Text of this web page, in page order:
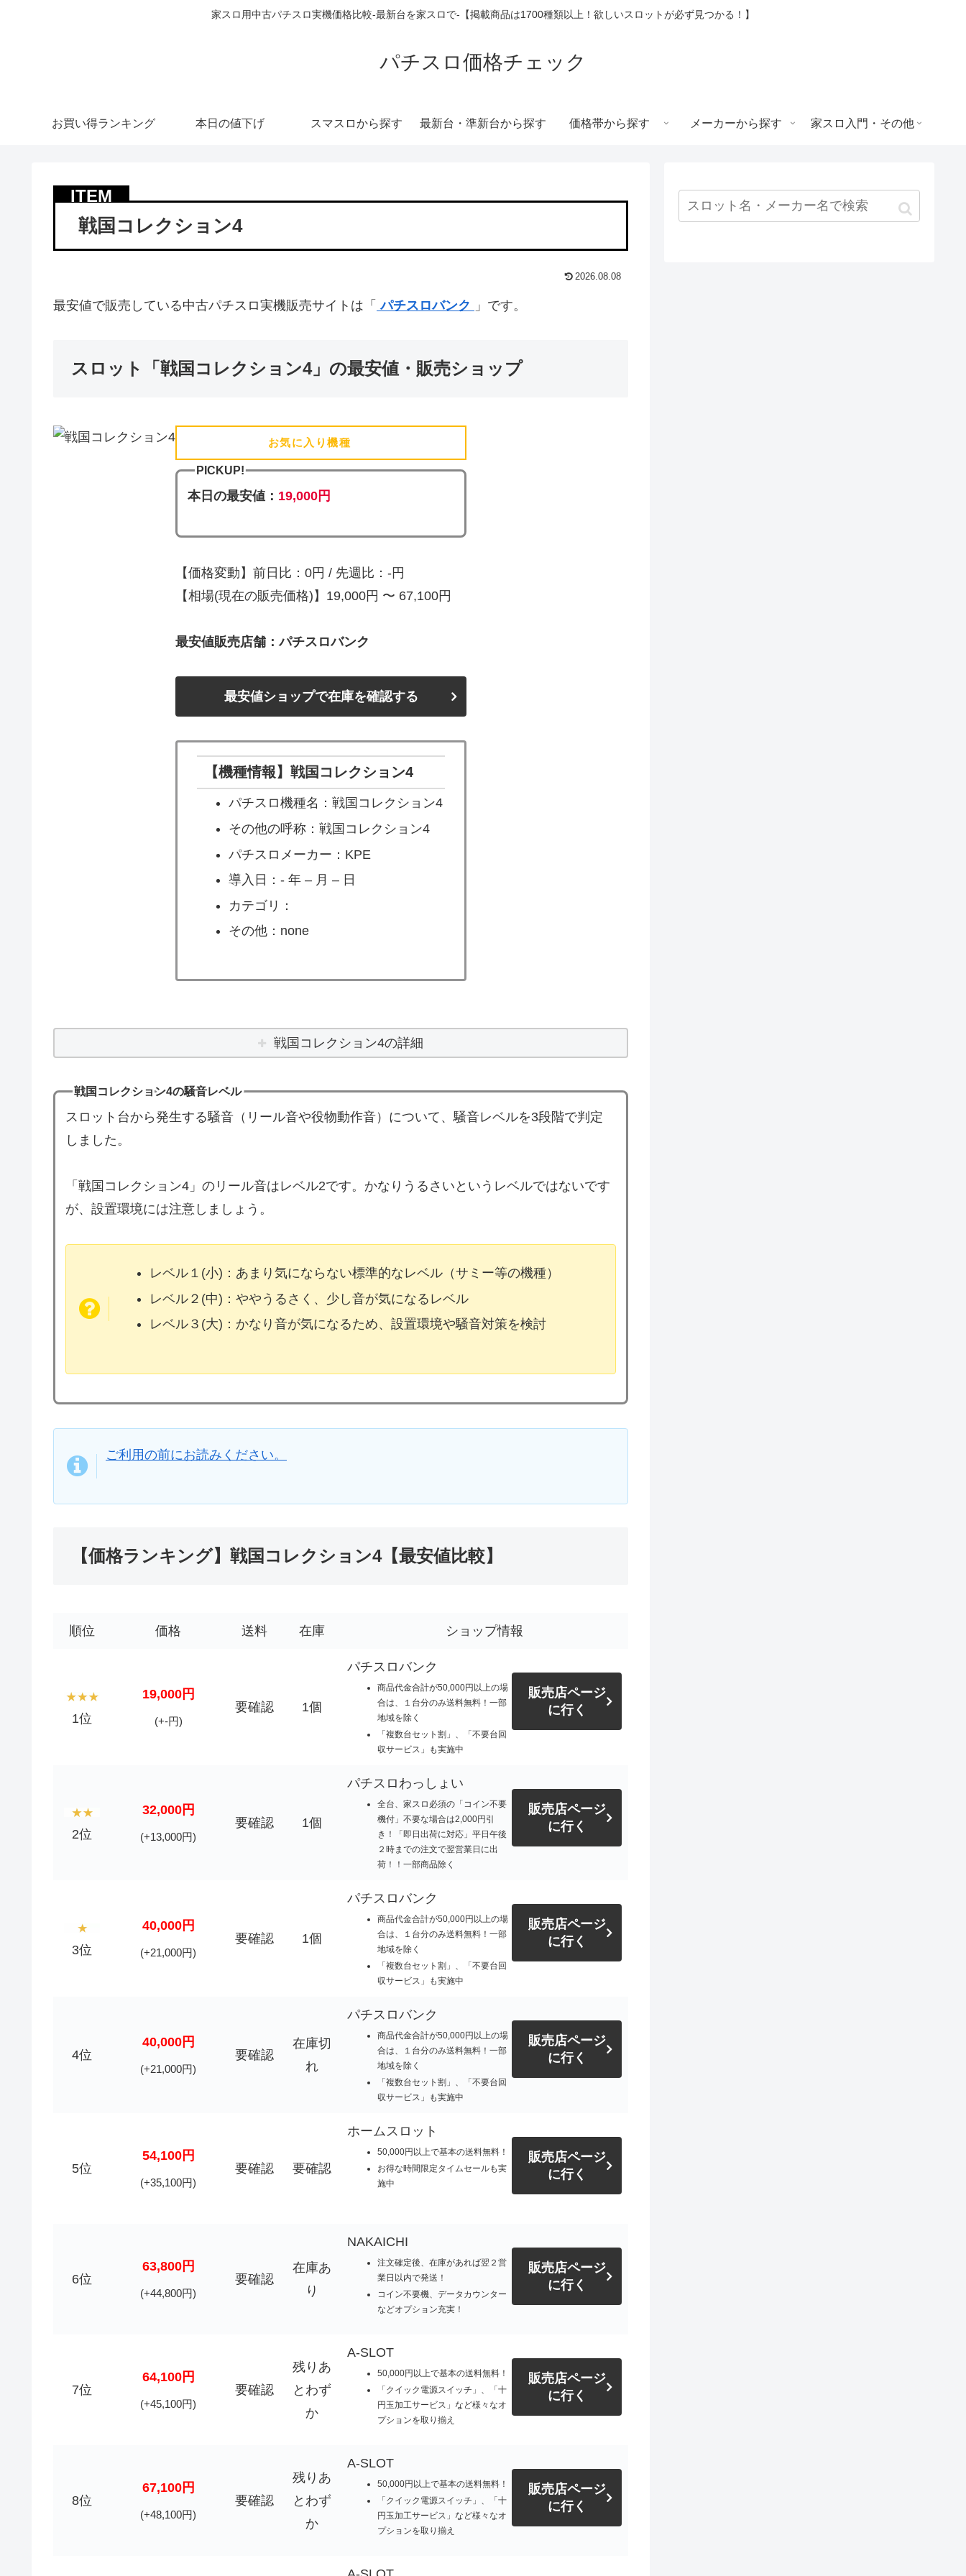
家スロ用中古パチスロ実機価格比較-最新台を家スロで-【掲載商品は1700種類以上！欲しいスロットが必ず見つかる！】
パチスロ価格チェック
お買い得ランキング 本日の値下げ スマスロから探す 最新台・準新台から探す 価格帯から探す メーカーから探す 家スロ入門・その他
戦国コレクション4
2026.08.08
最安値で販売している中古パチスロ実機販売サイトは「 パチスロバンク 」です。
スロット「戦国コレクション4」の最安値・販売ショップ
お気に入り機種
PICKUP!
本日の最安値： 19,000円
【価格変動】前日比：0円 / 先週比：-円
【相場(現在の販売価格)】19,000円 〜 67,100円
最安値販売店舗：パチスロバンク
最安値ショップで在庫を確認する
【機種情報】戦国コレクション4
パチスロ機種名：戦国コレクション4
その他の呼称：戦国コレクション4
パチスロメーカー：KPE
導入日：- 年 – 月 – 日
カテゴリ：
その他：none
戦国コレクション4の詳細
戦国コレクション4の騒音レベル
スロット台から発生する騒音（リール音や役物動作音）について、騒音レベルを3段階で判定
しました。
「戦国コレクション4」のリール音はレベル2です。かなりうるさいというレベルではないです
が、設置環境には注意しましょう。
レベル１(小)：あまり気にならない標準的なレベル（サミー等の機種）
レベル２(中)：ややうるさく、少し音が気になるレベル
レベル３(大)：かなり音が気になるため、設置環境や騒音対策を検討
ご利用の前にお読みください。
【価格ランキング】戦国コレクション4【最安値比較】
順位 価格 送料 在庫 ショップ情報
1位
19,000円
(+-円)
要確認 1個
パチスロバンク
商品代金合計が50,000円以上の場
合は、１台分のみ送料無料！一部
地域を除く
「複数台セット割」、「不要台回
収サービス」も実施中
販売店ページ
に行く
2位
32,000円
(+13,000円)
要確認 1個
パチスロわっしょい
全台、家スロ必須の「コイン不要
機付」不要な場合は2,000円引
き！「即日出荷に対応」平日午後
２時までの注文で翌営業日に出
荷！！一部商品除く
販売店ページ
に行く
3位
40,000円
(+21,000円)
要確認 1個
パチスロバンク
商品代金合計が50,000円以上の場
合は、１台分のみ送料無料！一部
地域を除く
「複数台セット割」、「不要台回
収サービス」も実施中
販売店ページ
に行く
4位
40,000円
(+21,000円)
要確認
在庫切
れ
パチスロバンク
商品代金合計が50,000円以上の場
合は、１台分のみ送料無料！一部
地域を除く
「複数台セット割」、「不要台回
収サービス」も実施中
販売店ページ
に行く
5位
54,100円
(+35,100円)
要確認 要確認
ホームスロット
50,000円以上で基本の送料無料！
お得な時間限定タイムセールも実
施中
販売店ページ
に行く
6位
63,800円
(+44,800円)
要確認
在庫あ
り
NAKAICHI
注文確定後、在庫があれば翌２営
業日以内で発送！
コイン不要機、データカウンター
などオプション充実！
販売店ページ
に行く
7位
64,100円
(+45,100円)
要確認
残りあ
とわず
か
A-SLOT
50,000円以上で基本の送料無料！
「クイック電源スイッチ」、「十
円玉加工サービス」など様々なオ
プションを取り揃え
販売店ページ
に行く
8位
67,100円
(+48,100円)
要確認
残りあ
とわず
か
A-SLOT
50,000円以上で基本の送料無料！
「クイック電源スイッチ」、「十
円玉加工サービス」など様々なオ
プションを取り揃え
販売店ページ
に行く